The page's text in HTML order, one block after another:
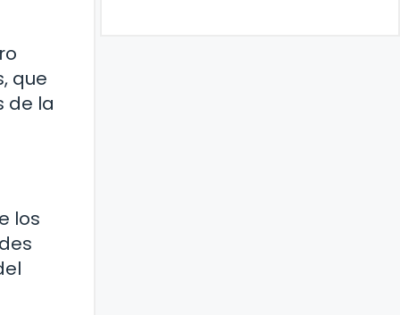
que
de la
los